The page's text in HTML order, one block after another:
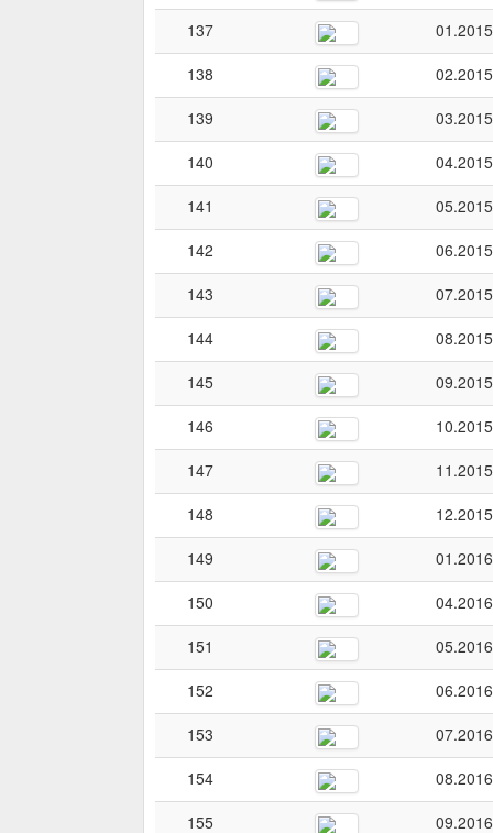
137
01.2015
138
02.2015
139
03.2015
140
04.2015
141
05.2015
142
06.2015
143
07.2015
144
08.2015
145
09.2015
146
10.2015
147
11.2015
148
12.2015
149
01.2016
150
04.2016
151
05.2016
152
06.2016
153
07.2016
154
08.2016
155
09.2016